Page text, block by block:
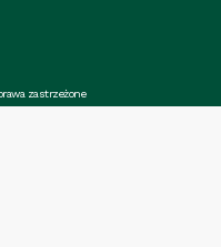
zastrzeżone